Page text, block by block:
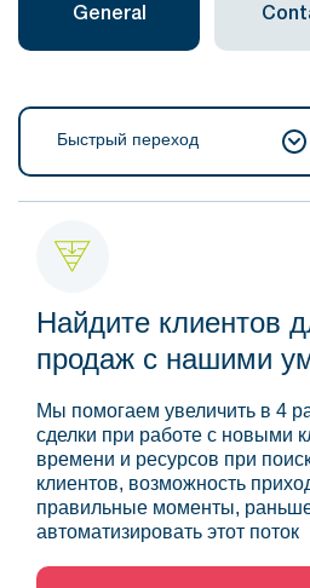
General
Быстрый переход
Найдите клиентов
продаж с нашими
Мы помогаем увеличить в 4
сделки при работе с новыми
времени и ресурсов при
клиентов, возможность
правильные моменты, раньше
автоматизировать этот поток